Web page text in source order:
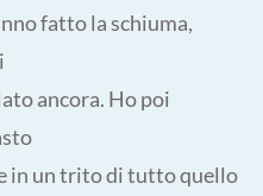
fatto la schiuma,
ancora. Ho poi
in un trito di tutto quello